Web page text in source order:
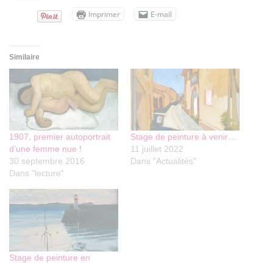
Imprimer E-mail
Similaire
1907, premier autoportrait
d’une femme nue !
30 septembre 2016
Dans "lecture"
Stage de peinture à venir…
11 juillet 2022
Dans "Actualités"
Stage de peinture en